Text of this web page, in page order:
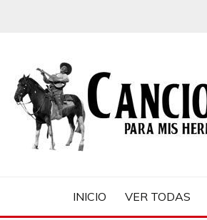
INICIO VER TODAS